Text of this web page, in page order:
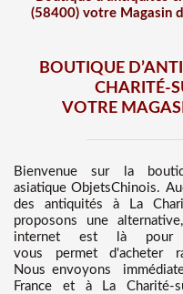
(58400) votre Magasin
BOUTIQUE
CHARITÉ-
VOTRE
Bienvenue sur
la
asiatiqueObjetsChinois.
des antiquités à La
proposons une
internet est là pour
vous permet d'acheter
Nous envoyons
France et à La Charité-